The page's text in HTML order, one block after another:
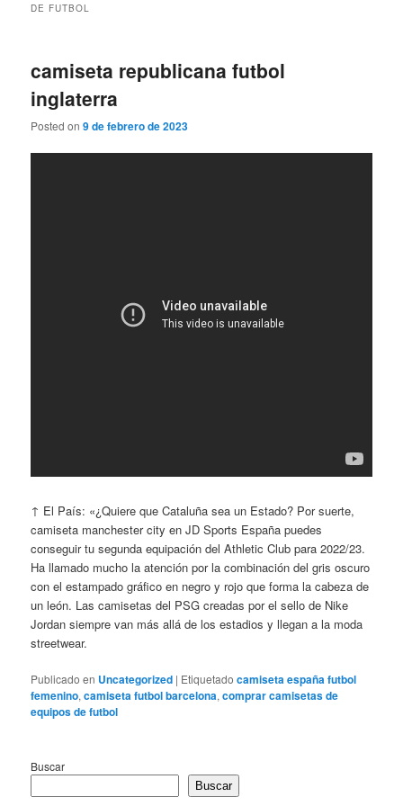
DE FUTBOL
camiseta republicana futbol
inglaterra
Posted on9 de febrero de 2023
↑ El País: «¿Quiere que Cataluña sea un Estado? Por suerte,
camiseta manchester city en JD Sports España puedes
conseguir tu segunda equipación del Athletic Club para 2022/23.
Ha llamado mucho la atención por la combinación del gris oscuro
con el estampado gráfico en negro y rojo que forma la cabeza de
un león. Las camisetas del PSG creadas por el sello de Nike
Jordan siempre van más allá de los estadios y llegan a la moda
streetwear.
Publicado en Uncategorized | Etiquetado camiseta españa futbol
femenino,camiseta futbol barcelona,comprar camisetas de
equipos de futbol
Buscar
Buscar